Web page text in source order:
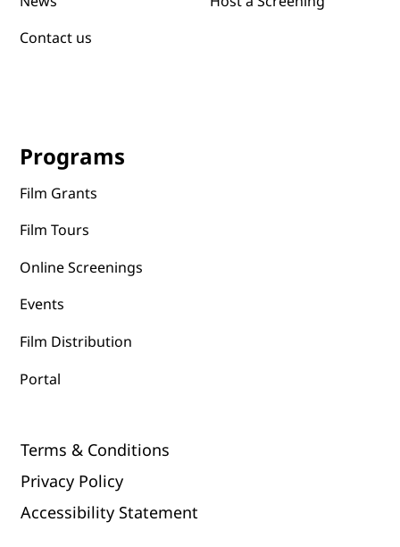
Terms & Conditions
Privacy Policy
Accessibility Statement
Contact us
Programs
Film Grants
Film Tours
Online Screenings
Events
Film Distribution
Portal